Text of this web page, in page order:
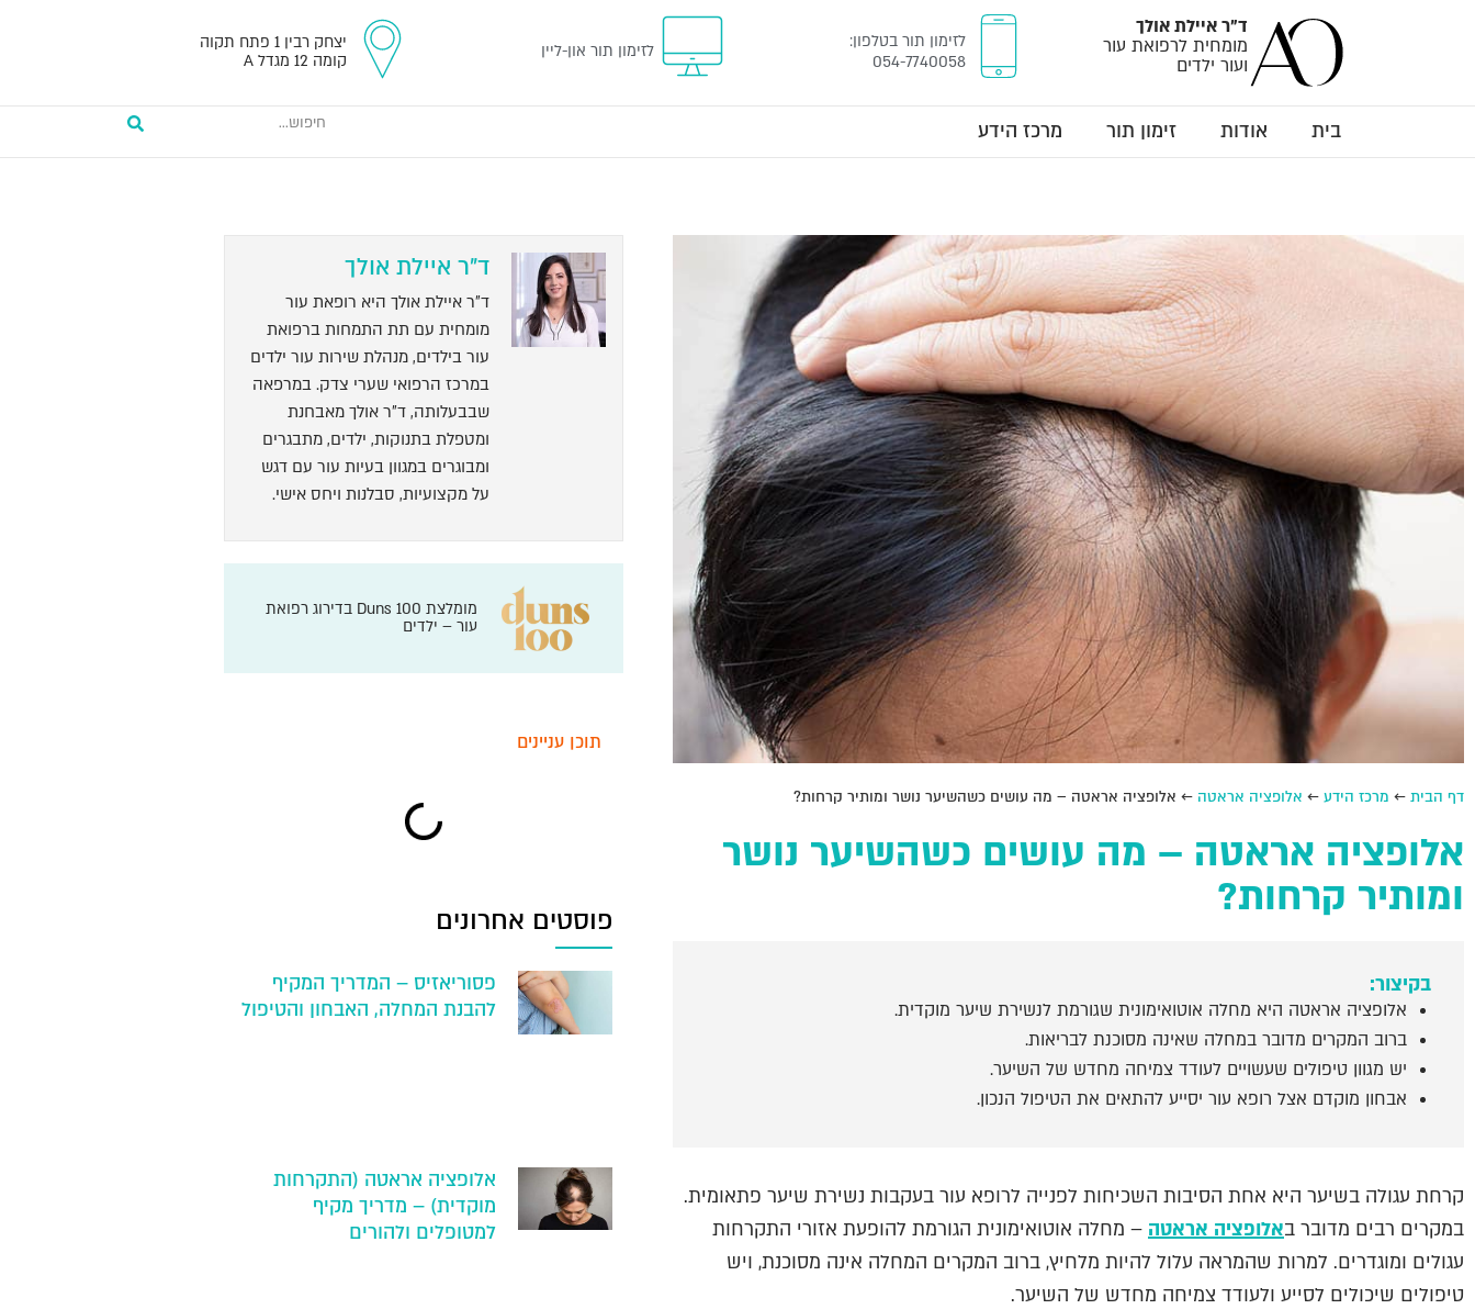
ד"ראיילת אולך
מומחית לרפואת עור
ועור ילדים
לזימון תור בטלפון:
054-7740058
לזימון תור און-ליין
יצחק רבין 1 פתח תקוה
קומה 12 מגדל A
בית אודות זימון תור מרכז הידע
דף הבית ← מרכז הידע ← אלופציה אראטה ← אלופציה אראטה – מה עושים כשהשיער נושר ומותיר קרחות?
אלופציה אראטה – מה עושים כשהשיער נושר
ומותיר קרחות?
בקיצור:
אלופציה אראטה היא מחלה אוטואימונית שגורמת לנשירת שיער מוקדית.
ברוב המקרים מדובר במחלה שאינה מסוכנת לבריאות.
יש מגוון טיפולים שעשויים לעודד צמיחה מחדש של השיער.
אבחון מוקדם אצל רופא עור יסייע להתאים את הטיפול הנכון.
קרחת עגולה בשיער היא אחת הסיבות השכיחות לפנייה לרופא עור בעקבות נשירת שיער פתאומית.
במקרים רבים מדובר באלופציה אראטה – מחלה אוטואימונית הגורמת להופעת אזורי התקרחות
עגולים ומוגדרים. למרות שהמראה עלול להיות מלחיץ, ברוב המקרים המחלה אינה מסוכנת, ויש
טיפולים שיכולים לסייע ולעודד צמיחה מחדש של השיער.
ד"ר איילת אולך
ד"ר איילת אולך היא רופאת עור
מומחית עם תת התמחות ברפואת
עור בילדים, מנהלת שירות עור ילדים
במרכז הרפואי שערי צדק. במרפאה
שבבעלותה, ד"ר אולך מאבחנת
ומטפלת בתנוקות, ילדים, מתבגרים
ומבוגרים במגוון בעיות עור עם דגש
על מקצועיות, סבלנות ויחס אישי.
מומלצת Duns 100 בדירוג רפואת
עור – ילדים
תוכן עניינים
פוסטים אחרונים
פסוריאזיס – המדריך המקיף
להבנת המחלה, האבחון והטיפול
אלופציה אראטה (התקרחות
מוקדית) – מדריך מקיף
למטופלים ולהורים